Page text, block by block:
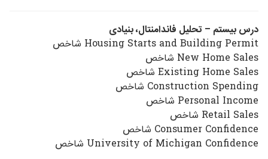
درس بیستم – تحلیل فاندامنتال، بنیادی
Housing Starts and Building Permit شاخص
New Home Sales شاخص
Existing Home Sales شاخص
Construction Spending شاخص
Personal Income شاخص
Retail Sales شاخص
Consumer Confidence شاخص
University of Michigan Confidence شاخص